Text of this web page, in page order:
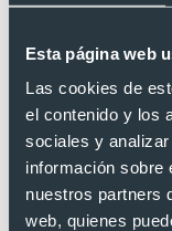
Esta página web
Las cookies de
el contenido y los
sociales y
información sobre
nuestros partners
web, quienes
Artículos
unisex